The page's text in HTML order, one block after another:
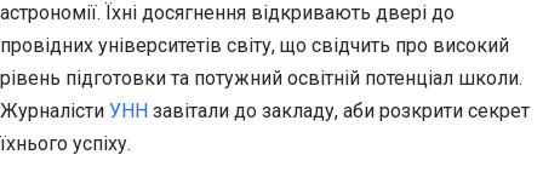
астрономії. Їхні досягнення відкривають двері до
провідних університетів світу, що свідчить про високий
рівень підготовки та потужний освітній потенціал школи.
Журналісти УНН завітали до закладу, аби розкрити секрет
їхнього успіху.